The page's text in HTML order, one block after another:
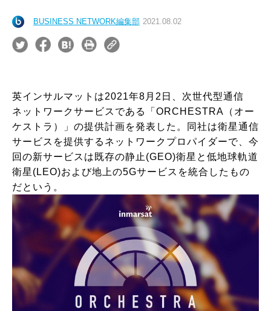
BUSINESS NETWORK編集部 2021.08.02
英インサルマットは2021年8月2日、次世代型通信
ネットワークサービスである「ORCHESTRA（オー
ケストラ）」の提供計画を発表した。同社は衛星通信
サービスを提供するネットワークプロパイダーで、今
回の新サービスは既存の静止(GEO)衛星と低地球軌道
衛星(LEO)および地上の5Gサービスを統合したもの
だという。